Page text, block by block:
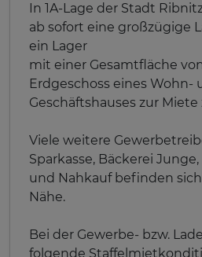
In 1A-Lage der Stadt
ab sofort eine großzügige
ein Lager
mit einer Gesamtfläche
Erdgeschoss eines Wohn-
Geschäftshauses zur
Viele weitere
Sparkasse, Bäckerei
und Nahkauf befinden
Nähe.
Bei der Gewerbe- bzw.
folgende